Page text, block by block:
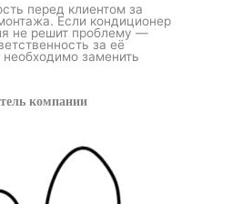
перед клиентом за
Если кондиционер
не решит проблему —
за её
заменить
компании